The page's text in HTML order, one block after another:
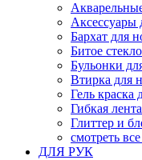
Аксессуары
Бархат для
Битое стекло
Бульонки
Втирка для
Гель краска
Гибкая
Глиттер и
смотреть
ДЛЯ РУК